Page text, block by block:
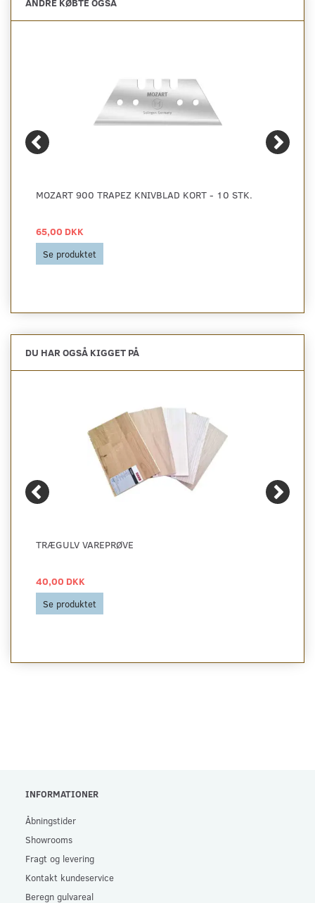
MOZART 900 TRAPEZ KNIVBLAD KORT - 10 STK.
65,00 DKK
Se produktet
DU HAR OGSÅ KIGGET PÅ
TRÆGULV VAREPRØVE
40,00 DKK
Se produktet
INFORMATIONER
Åbningstider
Showrooms
Fragt og levering
Kontakt kundeservice
Beregn gulvareal